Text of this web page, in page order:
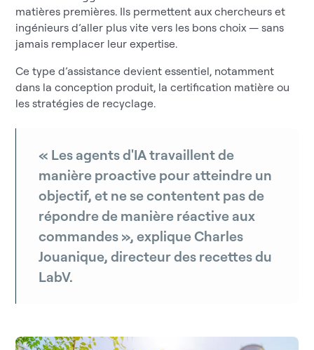
matières premières. Ils permettent aux chercheurs et
ingénieurs d’aller plus vite vers les bons choix — sans
jamais remplacer leur expertise.
Ce type d’assistance devient essentiel, notamment
dans la conception produit, la certification matière ou
les stratégies de recyclage.
« Les agents d'IA travaillent de
manière proactive pour atteindre un
objectif, et ne se contentent pas de
répondre de manière réactive aux
commandes », explique Charles
Jouanique, directeur des recettes du
LabV.